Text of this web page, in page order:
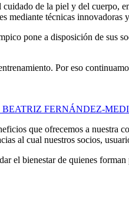
de la piel y del cuerpo,
mediante técnicas innovadoras
pone a disposición de sus
Por eso
FERNÁNDEZ-
que ofrecemos a nuestra
al cual nuestros socios,
el bienestar de quienes